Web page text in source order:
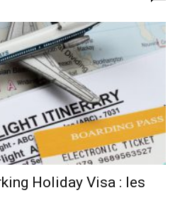
Holiday Visa : les